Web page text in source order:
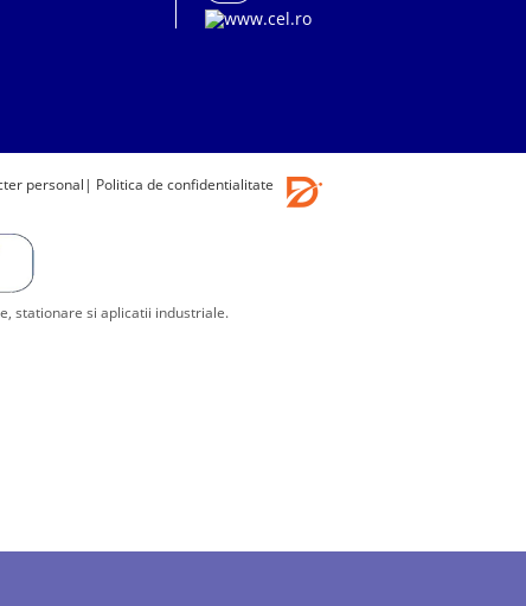
personal | Politica de confidentialitate
stationare si aplicatii industriale.